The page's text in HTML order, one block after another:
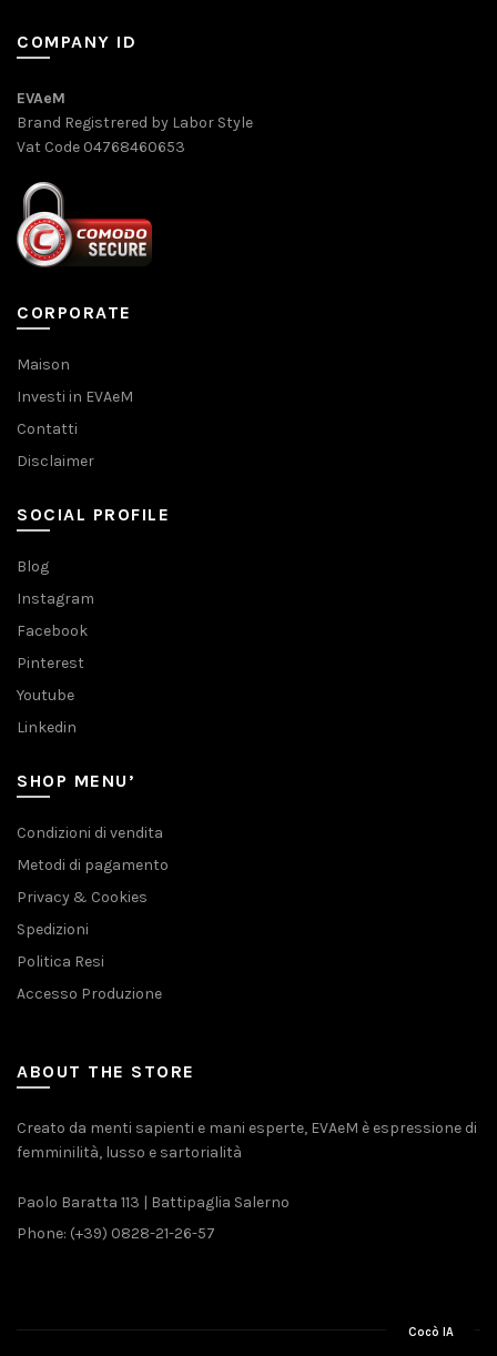
COMPANY ID
EVAeM
Brand Registrered by Labor Style
Vat Code 04768460653
CORPORATE
Maison
Investi in EVAeM
Contatti
Disclaimer
SOCIAL PROFILE
Blog
Instagram
Facebook
Pinterest
Youtube
Linkedin
SHOP MENU’
Condizioni di vendita
Metodi di pagamento
Privacy & Cookies
Spedizioni
Politica Resi
Accesso Produzione
ABOUT THE STORE
Creato da menti sapienti e mani esperte, EVAeM è espressione di
femminilità, lusso e sartorialità
Paolo Baratta 113 | Battipaglia Salerno
Phone: (+39) 0828-21-26-57
Cocò IA